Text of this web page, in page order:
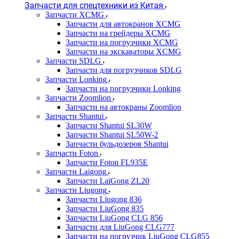
Запчасти для спецтехники из Китая
Запчасти XCMG
Запчасти для автокранов XCMG
Запчасти на грейдеры XCMG
Запчасти на погрузчики XCMG
Запчасти на экскаваторы XCMG
Запчасти SDLG
Запчасти для погрузчиков SDLG
Запчасти Lonking
Запчасти на погрузчики Lonking
Запчасти Zoomlion
Запчасти на автокраны Zoomlion
Запчасти Shantui
Запчасти Shantui SL30W
Запчасти Shantui SL50W-2
Запчасти бульдозеров Shantui
Запчасти Foton
Запчасти Foton FL935E
Запчасти Laigong
Запчасти LaiGong ZL20
Запчасти Liugong
Запчасти Liugong 836
Запчасти LiuGong 835
Запчасти LiuGong CLG 856
Запчасти для LiuGong CLG777
Запчасти на погрузчик LiuGong CLG855